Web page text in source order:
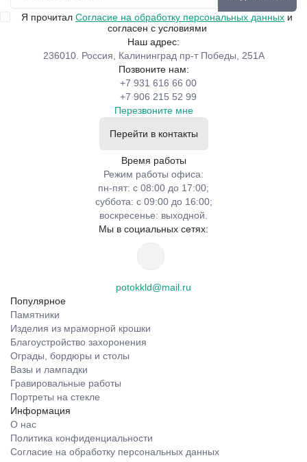
Я прочитал Согласие на обработку персональных данных и
согласен с условиями
Наш адрес:
236010. Россия, Калининград пр-т Победы, 251А
Позвоните нам:
+7 931 616 66 00
+7 906 215 52 99
Перезвоните мне
Перейти в контакты
Время работы
Режим работы офиса:
пн-пят: с 08:00 до 17:00;
суббота: с 09:00 до 16:00;
воскресенье: выходной.
Мы в социальных сетях:
potokkld@mail.ru
Популярное
Памятники
Изделия из мраморной крошки
Благоустройство захоронения
Ограды, бордюры и столы
Вазы и лампадки
Гравировальные работы
Портреты на стекле
Информация
О нас
Политика конфиденциальности
Согласие на обработку персональных данных